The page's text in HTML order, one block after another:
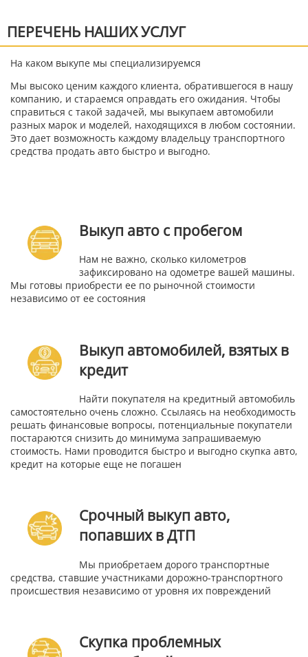
ПЕРЕЧЕНЬ НАШИХ УСЛУГ
На каком выкупе мы специализируемся
Мы высоко ценим каждого клиента, обратившегося в нашу
компанию, и стараемся оправдать его ожидания. Чтобы
справиться с такой задачей, мы выкупаем автомобили
разных марок и моделей, находящихся в любом состоянии.
Это дает возможность каждому владельцу транспортного
средства продать авто быстро и выгодно.
Выкуп авто с пробегом
Нам не важно, сколько километров
зафиксировано на одометре вашей машины.
Мы готовы приобрести ее по рыночной стоимости
независимо от ее состояния
Выкуп автомобилей, взятых в
кредит
Найти покупателя на кредитный автомобиль
самостоятельно очень сложно. Ссылаясь на необходимость
решать финансовые вопросы, потенциальные покупатели
постараются снизить до минимума запрашиваемую
стоимость. Нами проводится быстро и выгодно скупка авто,
кредит на которые еще не погашен
Срочный выкуп авто,
попавших в ДТП
Мы приобретаем дорого транспортные
средства, ставшие участниками дорожно-транспортного
происшествия независимо от уровня их повреждений
Скупка проблемных